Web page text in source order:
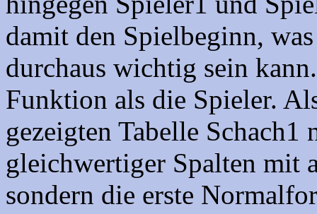
damit den Spielbeginn,
durchaus wichtig sein
Funktion als die Spieler.
gezeigten Tabelle
gleichwertiger Spalten mit
sondern die erste